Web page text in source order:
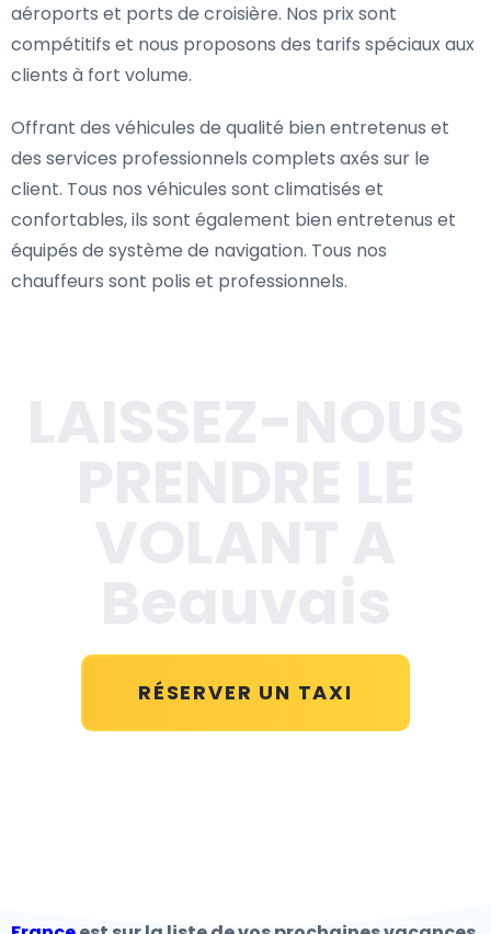
aéroports et ports de croisière. Nos prix sont
compétitifs et nous proposons des tarifs spéciaux aux
clients à fort volume.
Offrant des véhicules de qualité bien entretenus et
des services professionnels complets axés sur le
client. Tous nos véhicules sont climatisés et
confortables, ils sont également bien entretenus et
équipés de système de navigation. Tous nos
chauffeurs sont polis et professionnels.
RÉSERVER UN TAXI